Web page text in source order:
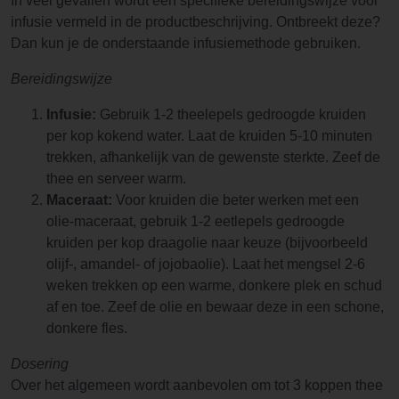
infusie vermeld in de productbeschrijving. Ontbreekt deze?
Dan kun je de onderstaande infusiemethode gebruiken.
Bereidingswijze
Infusie: Gebruik 1-2 theelepels gedroogde kruiden
per kop kokend water. Laat de kruiden 5-10 minuten
trekken, afhankelijk van de gewenste sterkte. Zeef de
thee en serveer warm.
Maceraat: Voor kruiden die beter werken met een
olie-maceraat, gebruik 1-2 eetlepels gedroogde
kruiden per kop draagolie naar keuze (bijvoorbeeld
olijf-, amandel- of jojobaolie). Laat het mengsel 2-6
weken trekken op een warme, donkere plek en schud
af en toe. Zeef de olie en bewaar deze in een schone,
donkere fles.
Dosering
Over het algemeen wordt aanbevolen om tot 3 koppen thee